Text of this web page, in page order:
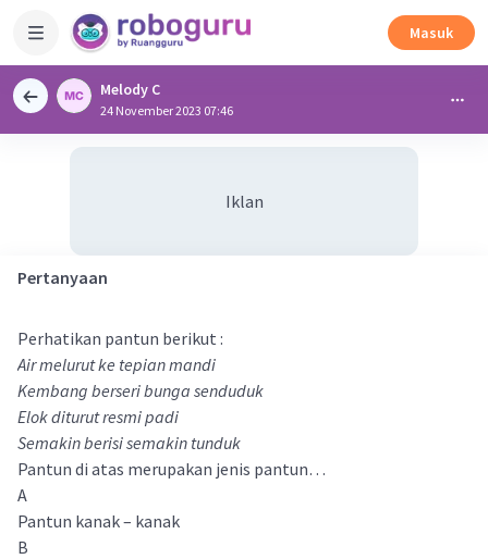
Masuk
Melody C
24 November 2023 07:46
Iklan
Pertanyaan
Perhatikan pantun berikut :
Air melurut ke tepian mandi
Kembang berseri bunga senduduk
Elok diturut resmi padi
Semakin berisi semakin tunduk
Pantun di atas merupakan jenis pantun…
A
Pantun kanak – kanak
B